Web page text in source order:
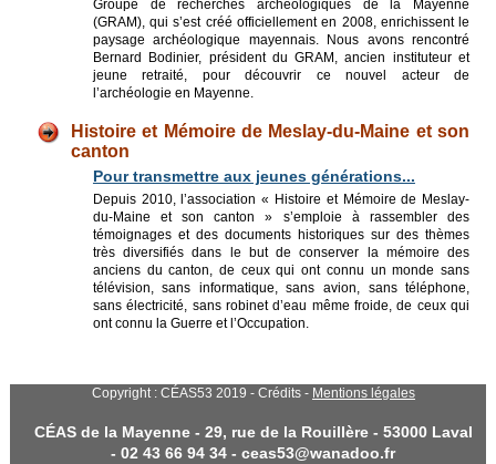
Groupe de recherches archéologiques de la Mayenne
(GRAM), qui s’est créé officiellement en 2008, enrichissent le
paysage archéologique mayennais. Nous avons rencontré
Bernard Bodinier, président du GRAM, ancien instituteur et
jeune retraité, pour découvrir ce nouvel acteur de
l’archéologie en Mayenne.
Histoire et Mémoire de Meslay-du-Maine et son
canton
Pour transmettre aux jeunes générations...
Depuis 2010, l’association « Histoire et Mémoire de Meslay-
du-Maine et son canton » s’emploie à rassembler des
témoignages et des documents historiques sur des thèmes
très diversifiés dans le but de conserver la mémoire des
anciens du canton, de ceux qui ont connu un monde sans
télévision, sans informatique, sans avion, sans téléphone,
sans électricité, sans robinet d’eau même froide, de ceux qui
ont connu la Guerre et l’Occupation.
Copyright : CÉAS53 2019 - Crédits - Mentions légales
CÉAS de la Mayenne - 29, rue de la Rouillère - 53000 Laval
- 02 43 66 94 34 - ceas53@wanadoo.fr